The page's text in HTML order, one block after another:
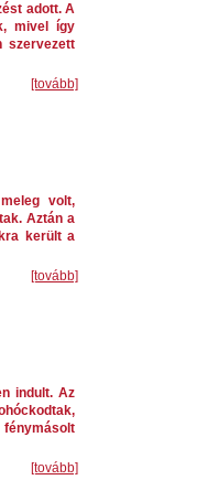
adott. A
mivel így
szervezett
[tovább]
volt,
Aztán a
került a
[tovább]
indult. Az
[tovább]